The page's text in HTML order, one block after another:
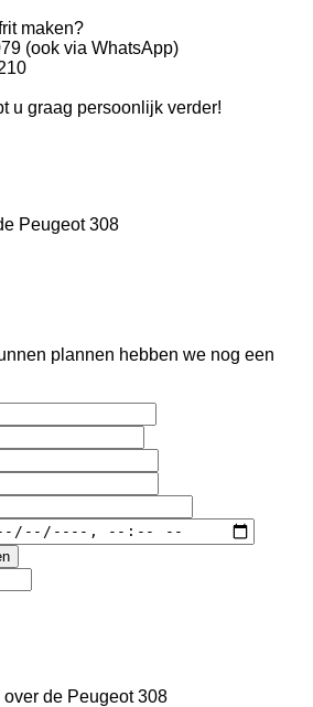
maken?
(ook via WhatsApp)
u graag persoonlijk verder!
Peugeot 308
plannen hebben we nog een
over de Peugeot 308